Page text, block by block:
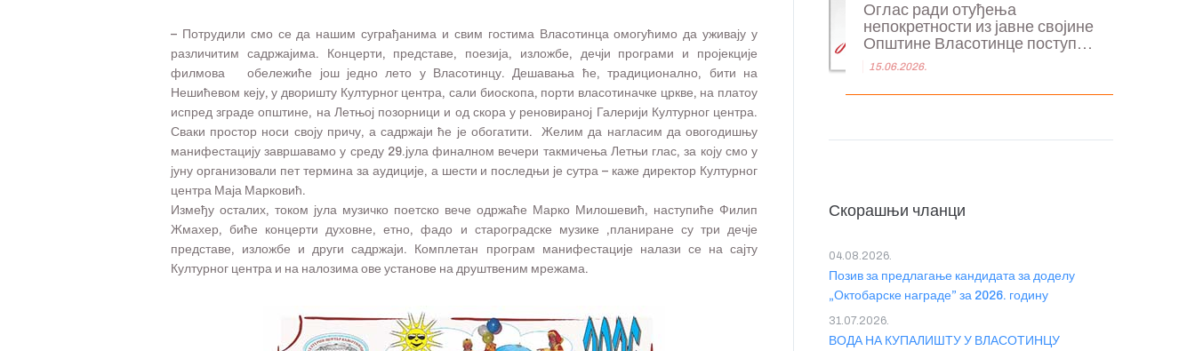
– Потрудили смо се да нашим суграђанима и свим гостима Власотинца омогућимо да уживају у
различитим садржајима. Концерти, представе, поезија, изложбе, дечји програми и пројекције
филмова обележиће још једно лето у Власотинцу. Дешавања ће, традиционално, бити на
Нешићевом кеју, у дворишту Културног центра, сали биоскопа, порти власотиначке цркве, на платоу
испред зграде општине, на Летњој позорници и од скора у реновираној Галерији Културног центра.
Сваки простор носи своју причу, а садржаји ће је обогатити. Желим да нагласим да овогодишњу
манифестацију завршавамо у среду 29.јула финалном вечери такмичења Летњи глас, за коју смо у
јуну организовали пет термина за аудиције, а шести и последњи је сутра – каже директор Културног
центра Маја Марковић.
Између осталих, током јула музичко поетско вече одржаће Марко Милошевић, наступиће Филип
Жмахер, биће концерти духовне, етно, фадо и староградске музике ,планиране су три дечје
представе, изложбе и други садржаји. Комплетан програм манифестације налази се на сајту
Културног центра и на налозима ове установе на друштвеним мрежама.
Оглас ради отуђења
непокретности из јавне својине
Општине Власотинце поступ...
15.06.2026.
Скорашњи чланци
Позив за предлагање кандидата за доделу
„Октобарске награде” за 2026. годину
04.08.2026.
ВОДА НА КУПАЛИШТУ У ВЛАСОТИНЦУ
31.07.2026.